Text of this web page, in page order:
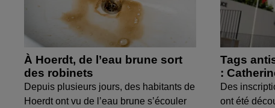
À Hoerdt, de l’eau brune sort
des robinets
Depuis plusieurs jours, des habitants de
Hoerdt ont vu de l’eau brune s’écouler
Tags
:
Des
ont été